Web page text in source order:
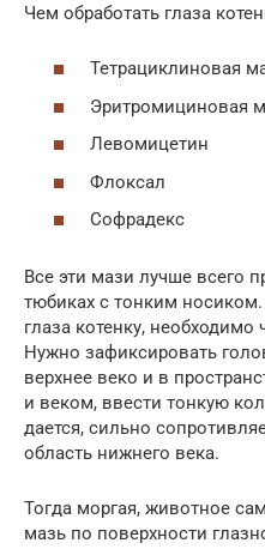
Чем обработать глаза
Тетрациклиновая
Эритромициновая
Левомицетин
Флоксал
Софрадекс
Все эти мази лучше всего
тюбиках с тонким
глаза котенку,
Нужно зафиксировать
верхнее веко и в
и веком, ввести тонкую
дается, сильно
область нижнего века.
Тогда моргая, животное
мазь по поверхности